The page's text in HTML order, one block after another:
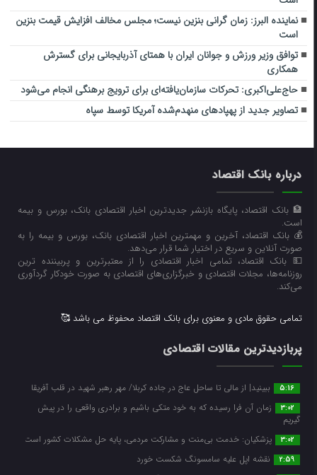
نماینده البرز: زمان گرانی بنزین نیست؛ مجلس مخالف افزایش قیمت بنزین
است
توافق وزیر ورزش و جوانان ایران با همتای آذربایجانی برای گسترش
همکاری
حاج‌علی‌اکبری: تحرکات سازمان‌یافته‌ای برای ترویج برهنگی انجام می‌شود
تصاویر جدید از پهپادهای منهدم‌شده آمریکا توسط سپاه
درباره بانک اقتصاد
🏦 بانک اقتصاد، پایگاه بازنشر جدیدترین اخبار اقتصادی بانک، بورس و بیمه
است.
💰 بانک اقتصاد، آخرین و مهمترین اخبار اقتصادی بانک، بورس و بیمه را به
صورت آنلاین و سریع در اختیار شما قرار می‌‌دهد.
💵 بانک اقتصاد، تمامی اخبار اقتصادی را از معتبرترین و پربیننده ترین
روزنامه‌ها، مجلات اقتصادی و خبرگزاری‌های اقتصادی به صورت خودکار گردآوری
می‌کند.
تمامی حقوق مادی و معنوی برای بانک اقتصاد محفوظ می باشد 🥰
پربازدیدترین مقالات اقتصادی
5:16 ببینید| از مالی تا ساحل عاج در جاده کربلا/ مهر رهبر شهید در قلب آفریقا
3:02
زمان آن فرا رسیده که به خود متکی باشیم و برادری واقعی را در پیش
گیریم
3:02 پزشکیان: خدمت بی‌منت و مشارکت مردمی، پایه حل مشکلات کشور است
2:59 نقشه اپل علیه سامسونگ شکست خورد